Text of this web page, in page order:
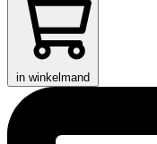
in winkelmand